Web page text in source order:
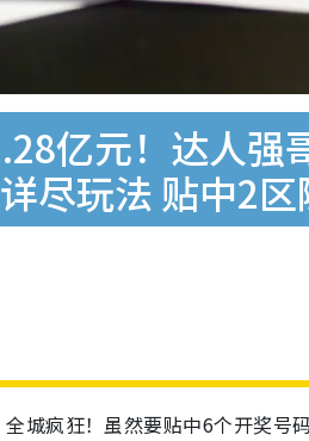
亿元！达人
玩法 贴中2区
城疯狂！虽然要贴中6个开奖